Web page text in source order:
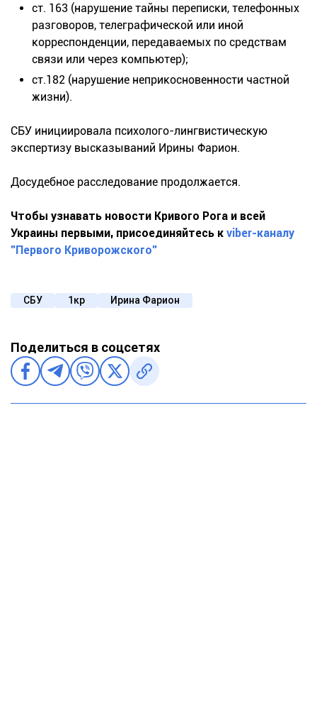
ст. 163 (нарушение тайны переписки, телефонных
разговоров, телеграфической или иной
корреспонденции, передаваемых по средствам
связи или через компьютер);
ст.182 (нарушение неприкосновенности частной
жизни).
СБУ инициировала психолого-лингвистическую
экспертизу высказываний Ирины Фарион.
Досудебное расследование продолжается.
Чтобы узнавать новости Кривого Рога и всей
Украины первыми, присоединяйтесь к viber-каналу
"Первого Криворожского"
СБУ 1кр Ирина Фарион
Поделиться в соцсетях